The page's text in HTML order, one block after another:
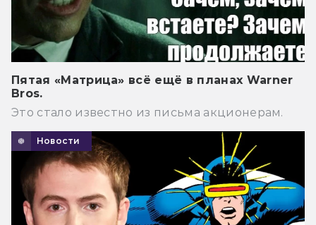
Пятая «Матрица» всё ещё в планах Warner
Bros.
Это стало известно из письма акционерам.
Новости